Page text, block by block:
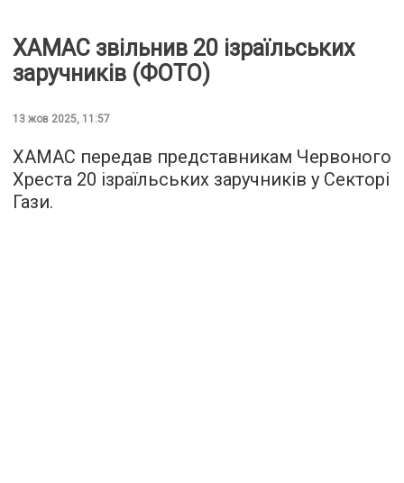
ХАМАС звільнив 20 ізраїльських
заручників (ФОТО)
13 жов 2025, 11:57
ХАМАС передав представникам Червоного
Хреста 20 ізраїльських заручників у Секторі
Гази.